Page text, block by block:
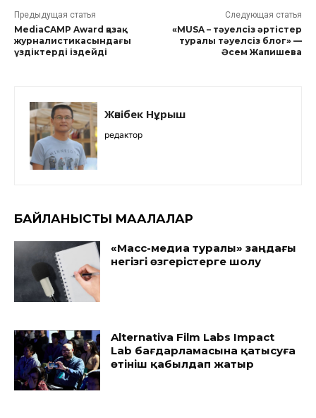
Предыдущая статья
MediaCAMP Award қазақ
журналистикасындағы
үздіктерді іздейді
Следующая статья
«MUSA – тәуелсіз әртістер
туралы тәуелсіз блог» —
Әсем Жапишева
Жәнібек Нұрыш
редактор
БАЙЛАНЫСТЫ МАҚАЛАЛАР
«Масс-медиа туралы» заңдағы
негізгі өзгерістерге шолу
Alternativa Film Labs Impact
Lab бағдарламасына қатысуға
өтініш қабылдап жатыр